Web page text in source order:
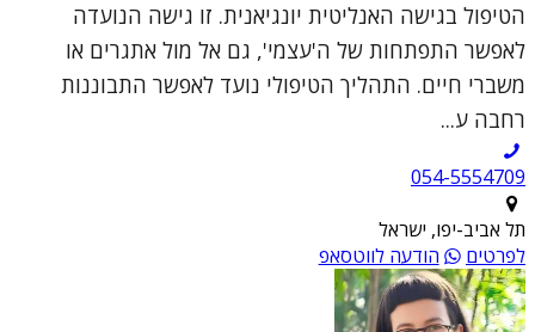
הטיפול בגישה האנליטית יונגיאנית. זו גישה הנועדה
לאפשר התפתחות של ה'עצמי', גם אל מול אתגרים או
משברי חיים. התהליך הטיפולי נועד לאפשר התבוננות
רחבה ע...
054-5554709
תל אביב-יפו, ישראל
לפרטים
הודעה לווטסאפ